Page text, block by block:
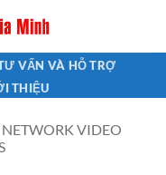
VẤN VÀ HỖ TRỢ
THIỆU
NETWORK VIDEO